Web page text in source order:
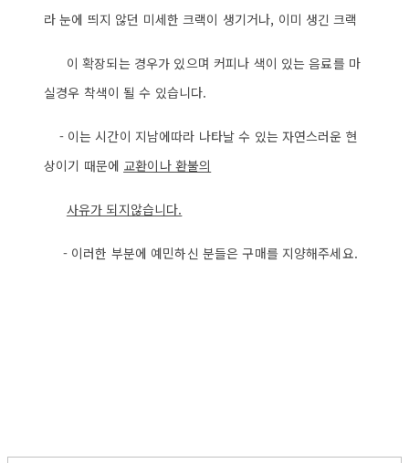
라 눈에 띄지 않던 미세한 크랙이 생기거나, 이미 생긴 크랙
이 확장되는 경우가 있으며 커피나 색이 있는 음료를 마
실경우 착색이 될 수 있습니다.
- 이는 시간이 지남에따라 나타날 수 있는 자연스러운 현
상이기 때문에 교환이나 환불의
사유가 되지않습니다.
- 이러한 부분에 예민하신 분들은 구매를 지양해주세요.